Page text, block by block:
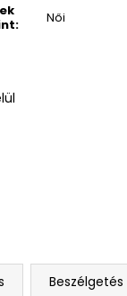
: Női
Beszélgetés